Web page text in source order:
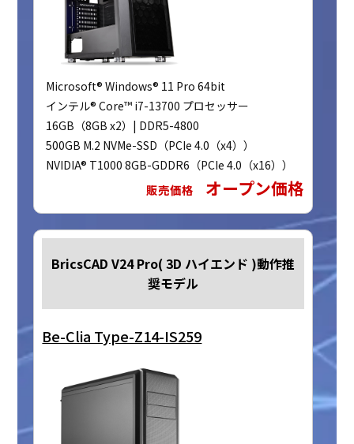
Microsoft® Windows® 11 Pro 64bit
インテル® Core™ i7-13700 プロセッサー
16GB（8GB x2）| DDR5-4800
500GB M.2 NVMe-SSD（PCIe 4.0（x4））
NVIDIA® T1000 8GB-GDDR6（PCIe 4.0（x16））
販売価格 オープン価格
BricsCAD V24 Pro( 3D ハイエンド )動作推
奨モデル
Be-Clia Type-Z14-IS259